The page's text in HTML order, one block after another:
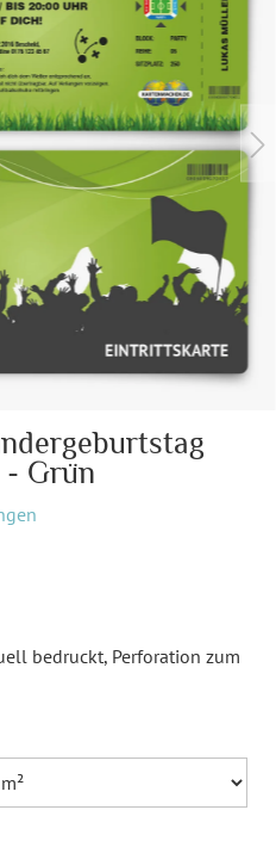
- Grün
bedruckt, Perforation zum